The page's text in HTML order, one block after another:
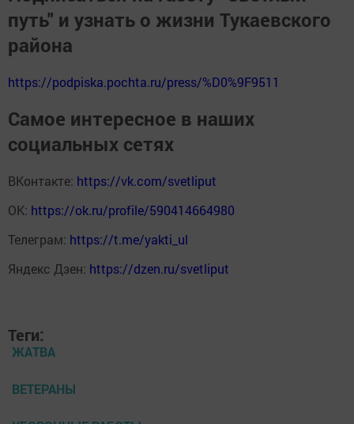
путь" и узнать о жизни Тукаевского
района
https://podpiska.pochta.ru/press/%D0%9F9511
Самое интересное в наших
социальных сетях
ВКонтакте: https://vk.com/svetliput
ОК: https://ok.ru/profile/590414664980
Телеграм: https://t.me/yakti_ul
Яндекс Дзен: https://dzen.ru/svetliput
Теги:
ЖАТВА
ВЕТЕРАНЫ